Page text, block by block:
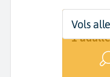
Départ
De...
Dates
Dates
1
Vols